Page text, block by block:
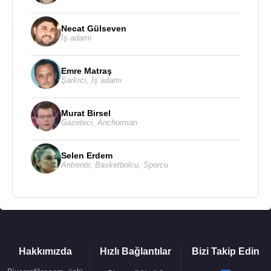
verildiğinde yerel bir enfeksiyona yol açıyorsa,
hastalığa karşı korunma mekanizmasının geliştiğini
gösteriyordu. O tarihten sonra, yalnızca bu
denemeye olumsuz yanıt veren çocuklarda deri
altına şırıngayla aşı uygulamasına geçildi ve pek
çok ülkede tüberkülozun önü alındı.
1939 yılında Tüberküloz karşı Milli Savunma
Komitesi Başkan Yardımcısı oldu. 1948 yılında
BCG, birinci Ulusal Kongresi başkanı, 1949 yılında
ise Fransa Veteriner Akademisi başkanı oldu. 1951
yılında Tıp Akademisi başkanı oldu.
1950 yılındaIllinois Üniversitesive Araştırma
Vakfı, aşı hazırlamak, dağıtmak veABD'de satmak
Camille Guerin, 1900 yılında Marie Lavergne ile
Necat Gülseven
İş adamı
Emre Matraş
Şarkıcı İş adamı
Murat Birsel
Gazeteci Anchorman
Selen Erdem
Antrenör, Basketbolcu Sporcu
Hakkımızda Hızlı Bağlantılar Bizi Takip Edin